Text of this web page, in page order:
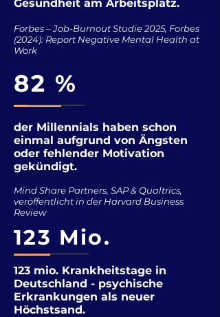
Gesundheit am Arbeitsplatz.
Forbes – Job-Burnout Studie 2025, Forbes
(2024): Report Negative Mental Health at
Work
82 %
der Millennials haben schon
einmal aufgrund von Ängsten
oder fehlender Motivation
gekündigt.
Mind Share Partners, SAP & Qualtrics,
veröffentlicht in der Harvard Business
Review
123 Mio.
123 mio. Krankheitstage in
Deutschland - psychische
Erkrankungen als neuer
Höchstsand.